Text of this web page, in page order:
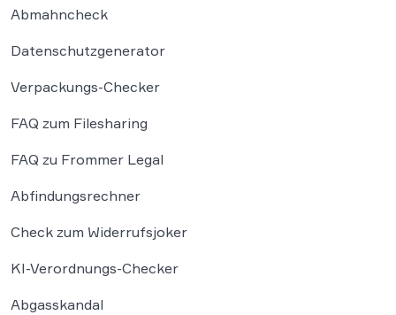
Abmahncheck
Datenschutzgenerator
Verpackungs-Checker
FAQ zum Filesharing
FAQ zu Frommer Legal
Abfindungsrechner
Check zum Widerrufsjoker
KI-Verordnungs-Checker
Abgasskandal